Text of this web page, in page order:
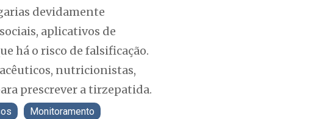
devidamente
aplicativos de
há o risco de falsificação.
nutricionistas,
prescrever a tirzepatida.
Monitoramento